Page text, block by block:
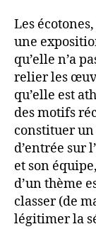
Les
une
qu’elle n’a
relier les
qu’elle est
des motifs
constituer
d’entrée sur
et son
d’un thème
classer (de
légitimer la